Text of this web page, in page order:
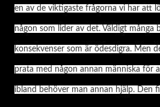
en av de viktigaste frågorna vi har att
någon som lider av det. Väldigt många
konsekvenser som är ödesdigra. Men
prata med någon annan människa för
ibland behöver man annan hjälp. Den